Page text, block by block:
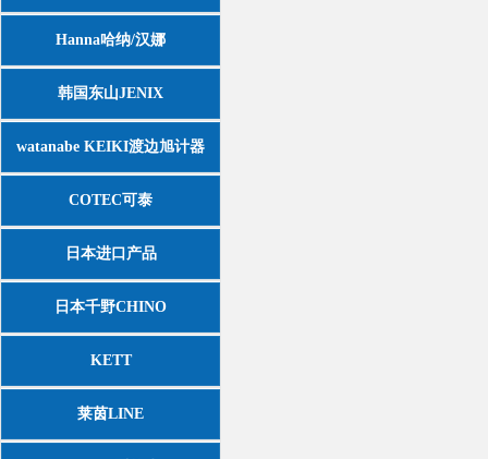
Hanna哈纳/汉娜
韩国东山JENIX
watanabe KEIKI渡边旭计器
COTEC可泰
日本进口产品
日本千野CHINO
KETT
莱茵LINE